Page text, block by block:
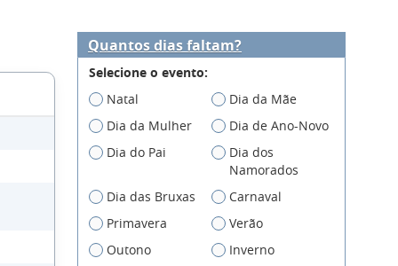
Quantos dias faltam?
Selecione o evento:
Natal
Dia da Mãe
Dia da Mulher
Dia de Ano-Novo
Dia do Pai
Dia dos
Namorados
Dia das Bruxas
Carnaval
Primavera
Verão
Outono
Inverno